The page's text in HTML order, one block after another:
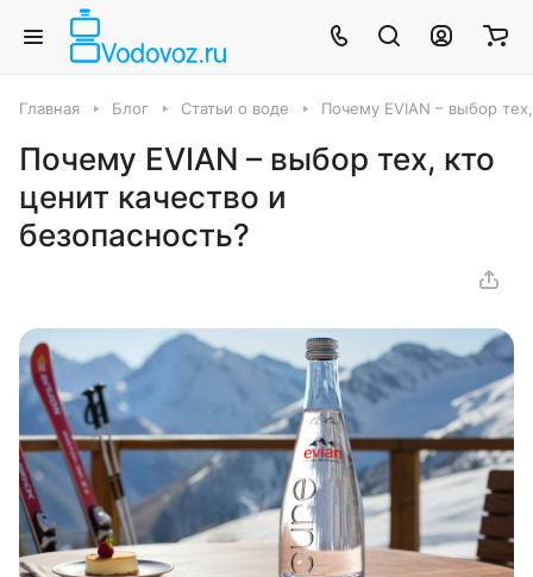
Главная Блог Статьи о воде Почему EVIAN – выбор
Почему EVIAN – выбор тех, кто
ценит качество и
безопасность?